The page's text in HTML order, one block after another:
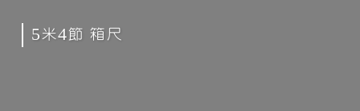
5米4節 箱尺